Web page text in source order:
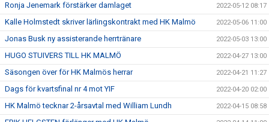
Ronja Jenemark förstärker damlaget 2022-05-12 08:17
Kalle Holmstedt skriver lärlingskontrakt med HK Malmö 2022-05-06 11:00
Jonas Busk ny assisterande herrtränare 2022-05-03 13:00
HUGO STUIVERS TILL HK MALMÖ 2022-04-27 13:00
Säsongen över för HK Malmös herrar 2022-04-21 11:27
Dags för kvartsfinal nr 4 mot YIF 2022-04-20 02:00
HK Malmö tecknar 2-årsavtal med William Lundh 2022-04-15 08:58